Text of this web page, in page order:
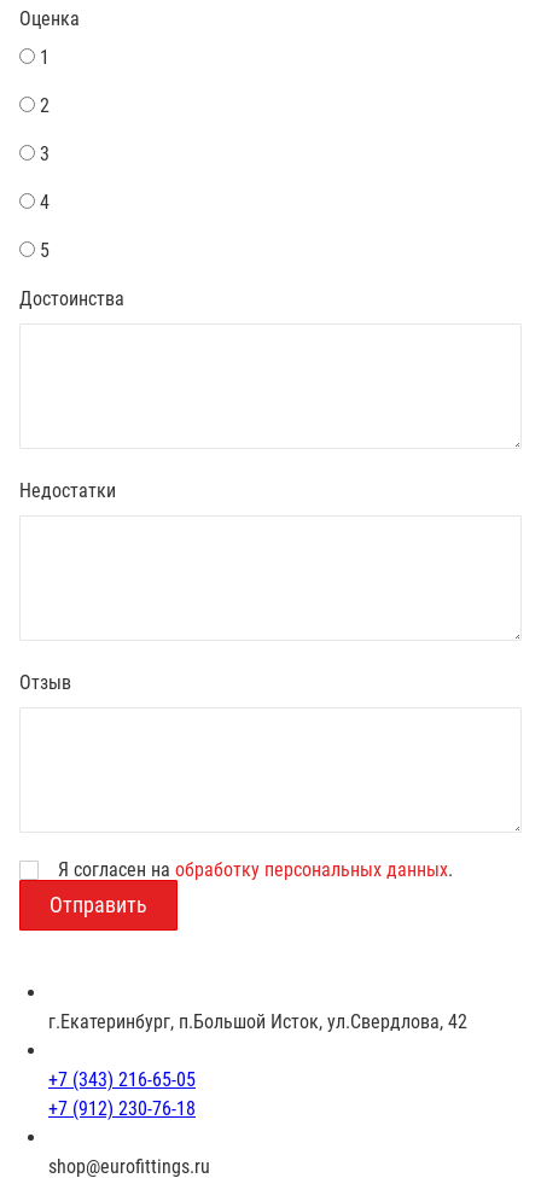
Оценка
1
2
3
4
5
Достоинства
Недостатки
Отзыв
з
Я согласен на обработку персональных данных.
г.Екатеринбург, п.Большой Исток, ул.Свердлова, 42
+7 (343) 216-65-05
+7 (912) 230-76-18
shop@eurofittings.ru